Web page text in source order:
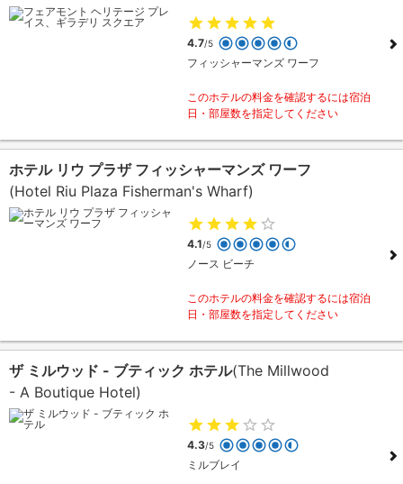
4.7/5
フィッシャーマンズ ワーフ
このホテルの料金を確認するには宿泊
日・部屋数を指定してください
ホテル リウ プラザ フィッシャーマンズ ワーフ
(Hotel Riu Plaza Fisherman's Wharf)
4.1/5
ノース ビーチ
このホテルの料金を確認するには宿泊
日・部屋数を指定してください
ザ ミルウッド - ブティック ホテル(The Millwood
- A Boutique Hotel)
4.3/5
ミルブレイ